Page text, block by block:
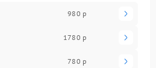
980 р
1780 р
780 р